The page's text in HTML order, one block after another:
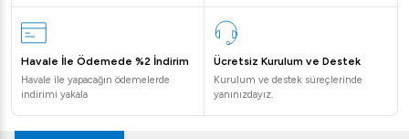
Havale İle Ödemede %2 İndirim
Havale ile yapacağın ödemelerde
indirimi yakala
Ücretsiz Kurulum ve Destek
Kurulum ve destek süreçlerinde
yanınızdayız.